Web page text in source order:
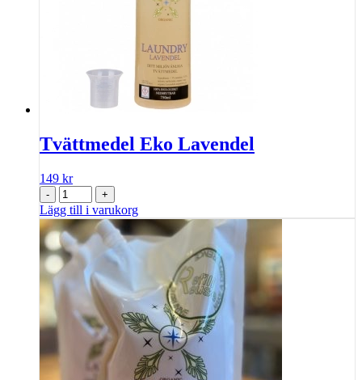
Tvättmedel Eko Lavendel
149 kr
- +
Lägg till i varukorg